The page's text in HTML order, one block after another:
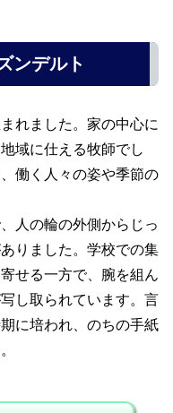
ンデルト
れました。家の中心に
域に仕える牧師でし
働く人々の姿や季節の
人の輪の外側からじっ
りました。学校での集
せる一方で、腕を組ん
し取られています。言
に培われ、のちの手紙